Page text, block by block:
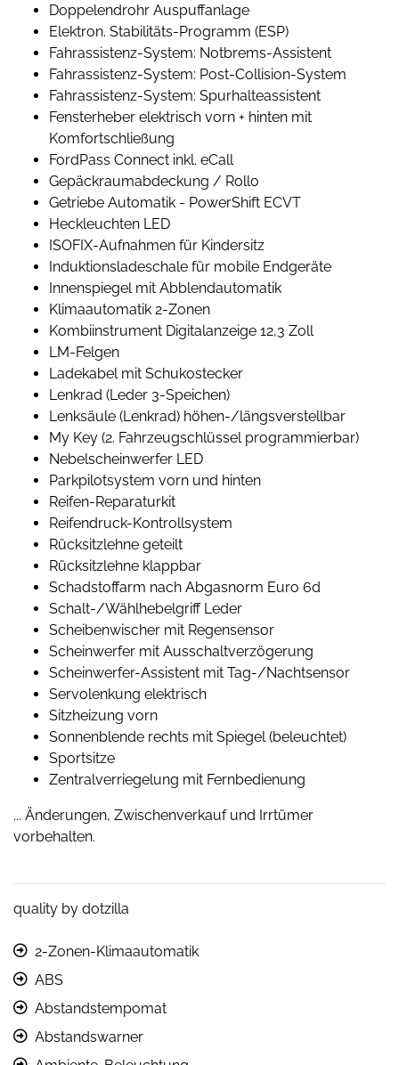
Doppelendrohr Auspuffanlage
Elektron. Stabilitäts-Programm (ESP)
Fahrassistenz-System: Notbrems-Assistent
Fahrassistenz-System: Post-Collision-System
Fahrassistenz-System: Spurhalteassistent
Fensterheber elektrisch vorn + hinten mit
Komfortschließung
FordPass Connect inkl. eCall
Gepäckraumabdeckung / Rollo
Getriebe Automatik - PowerShift ECVT
Heckleuchten LED
ISOFIX-Aufnahmen für Kindersitz
Induktionsladeschale für mobile Endgeräte
Innenspiegel mit Abblendautomatik
Klimaautomatik 2-Zonen
Kombiinstrument Digitalanzeige 12,3 Zoll
LM-Felgen
Ladekabel mit Schukostecker
Lenkrad (Leder 3-Speichen)
Lenksäule (Lenkrad) höhen-/längsverstellbar
My Key (2. Fahrzeugschlüssel programmierbar)
Nebelscheinwerfer LED
Parkpilotsystem vorn und hinten
Reifen-Reparaturkit
Reifendruck-Kontrollsystem
Rücksitzlehne geteilt
Rücksitzlehne klappbar
Schadstoffarm nach Abgasnorm Euro 6d
Schalt-/Wählhebelgriff Leder
Scheibenwischer mit Regensensor
Scheinwerfer mit Ausschaltverzögerung
Scheinwerfer-Assistent mit Tag-/Nachtsensor
Servolenkung elektrisch
Sitzheizung vorn
Sonnenblende rechts mit Spiegel (beleuchtet)
Sportsitze
Zentralverriegelung mit Fernbedienung
... Änderungen, Zwischenverkauf und Irrtümer
vorbehalten.
quality by dotzilla
2-Zonen-Klimaautomatik
ABS
Abstandstempomat
Abstandswarner